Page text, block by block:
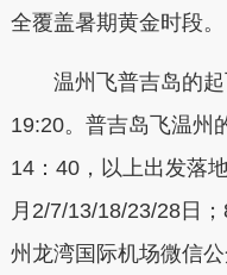
全覆盖暑期黄金时段。
温州飞普吉岛的起
19:20。普吉岛飞温州
14：40，以上出发落
月2/7/13/18/23/28日
州龙湾国际机场微信